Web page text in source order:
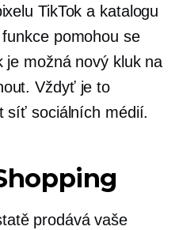
TikTok a katalogu
pomohou se
je možná nový kluk na
Vždyť je to
síť sociálních médií.
prodává vaše